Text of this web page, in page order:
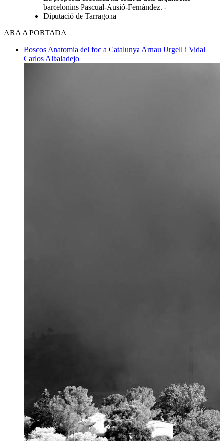
barcelonins Pascual-Ausió-Fernández. -
Diputació de Tarragona
ARA A PORTADA
Boscos Anatomia del foc a Catalunya Arnau Urgell i Vidal |
Carlos Albaladejo